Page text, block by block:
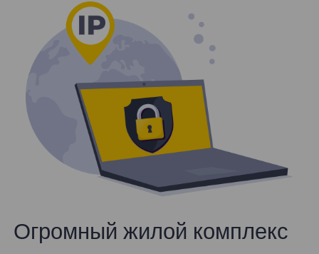
Огромный жилой комплекс